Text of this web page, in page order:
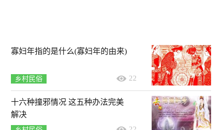
寡妇年指的是什么(寡妇年的由来)
乡村民俗 22
十六种撞邪情况 这五种办法完美
解决